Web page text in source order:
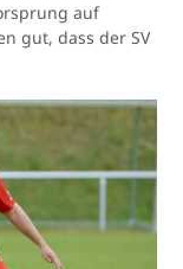
auf
gut, dass der SV